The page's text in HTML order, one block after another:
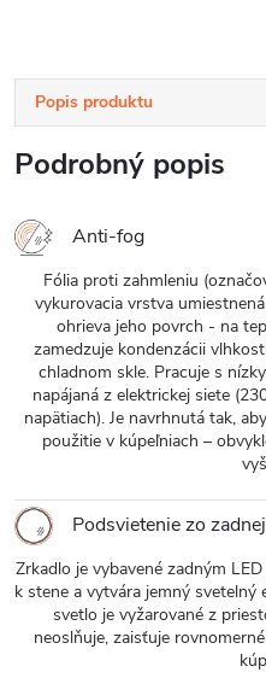
Popis produktu
Podrobný popis
Anti-fog
Fólia proti zahmleniu
vykurovacia vrstva
ohrieva jeho povrch - na
zamedzuje kondenzácii
chladnom skle. Pracuje s
napájaná z elektrickej siete
napätiach). Je navrhnutá tak,
použitie v kúpeľniach –
Podsvietenie zo
Zrkadlo je vybavené zadným
k stene a vytvára jemný
svetlo je vyžarované z
neoslňuje, zaisťuje